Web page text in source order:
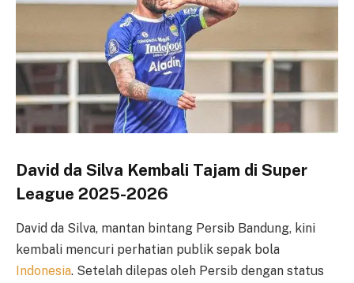
David da Silva Kembali Tajam di Super
League 2025-2026
David da Silva, mantan bintang Persib Bandung, kini
kembali mencuri perhatian publik sepak bola
Indonesia. Setelah dilepas oleh Persib dengan status